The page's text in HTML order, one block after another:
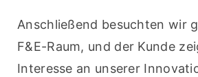
Anschließend besuchten wir
F&E-Raum, und der Kunde
Interesse an unserer